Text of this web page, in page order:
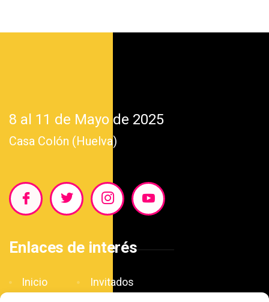
8 al 11 de Mayo de 2025
Casa Colón (Huelva)
Enlaces de interés
Inicio
Invitados